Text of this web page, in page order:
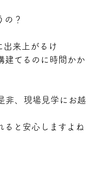
の？
出来上がるけ
建てるのに時間かか
非、現場見学にお越
ると安心しますよね